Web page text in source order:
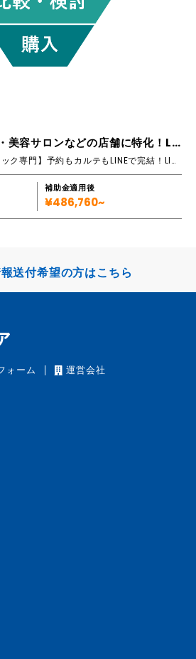
【70％OFF】整体院・美容サロンなどの店舗に特化！LINE公式＆Lステップ補助金パッケージ
【整体院・サロン・クリニック専門】予約もカルテもLINEで完結！LINE登録者をファン客に！
補助金適用後
¥486,760~
送付希望の方はこちら
ォーム 運営会社